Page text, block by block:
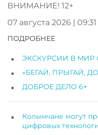
ВНИМАНИЕ! 12+
07 августа 2026 | 09:31
ПОДРОБНЕЕ
ЭКСКУРСИИ В
«БЕГАЙ, ПРЫГАЙ,
ДОБРОЕ ДЕЛО 6+
Колымчане могут
цифровых